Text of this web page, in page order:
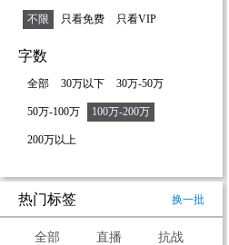
不限 只看免费 只看VIP
字数
全部 30万以下 30万-50万
50万-100万 100万-200万
200万以上
热门标签 换一批
全部 直播 抗战